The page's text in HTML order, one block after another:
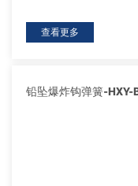
查看更多
铅坠爆炸钩弹簧-HXY-